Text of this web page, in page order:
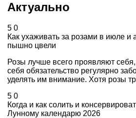
Актуально
5 0
Как ухаживать за розами в июле и
пышно цвели
Розы лучше всего проявляют
себя обязательство регулярно
уделять им внимание. Хотя розы
5 0
Когда и как солить и
Лунному календарю 2026